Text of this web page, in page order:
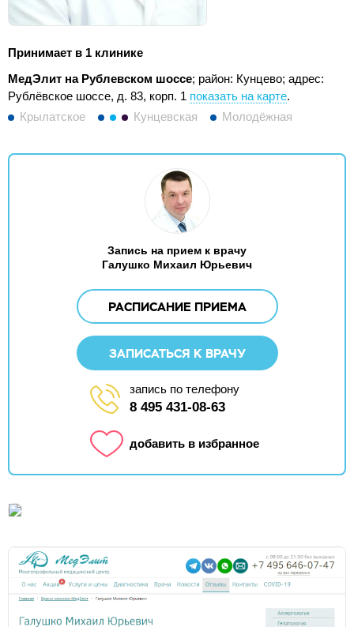
Принимает в 1 клинике
МедЭлит на Рублевском шоссе; район: Кунцево; адрес:
Рублёвское шоссе, д. 83, корп. 1 показать на карте.
Крылатское
Кунцевская Молодёжная
Запись на прием к врачу
Галушко Михаил Юрьевич
РАСПИСАНИЕ ПРИЕМА
ЗАПИСАТЬСЯ К ВРАЧУ
запись по телефону
8 495 431-08-63
добавить в избранное